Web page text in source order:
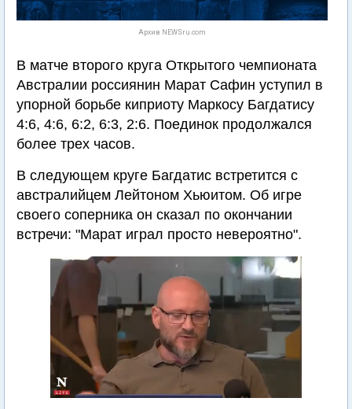
Архив NEWSru.com
В матче второго круга Открытого чемпионата
Австралии россиянин Марат Сафин уступил в
упорной борьбе киприоту Маркосу Багдатису
4:6, 4:6, 6:2, 6:3, 2:6. Поединок продолжался
более трех часов.
В следующем круге Багдатис встретится с
австралийцем Лейтоном Хьюитом. Об игре
своего соперника он сказал по окончании
встречи: "Марат играл просто невероятно".